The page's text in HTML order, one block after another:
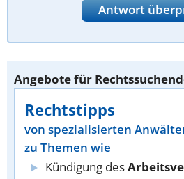
Antwort
Angebote für
Rechtstipps
von spezialisierten
zu Themen wie
Kündigung des